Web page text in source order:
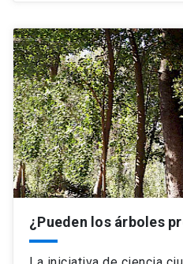
¿Pueden los árboles